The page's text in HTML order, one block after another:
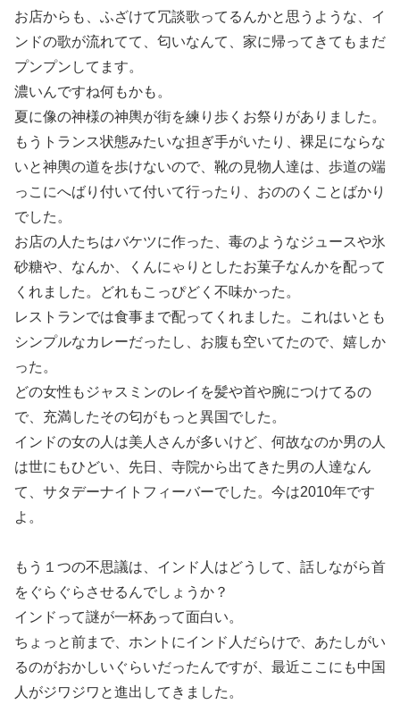
お店からも、ふざけて冗談歌ってるんかと思うような、イ
ンドの歌が流れてて、匂いなんて、家に帰ってきてもまだ
プンプンしてます。
濃いんですね何もかも。
夏に像の神様の神輿が街を練り歩くお祭りがありました。
もうトランス状態みたいな担ぎ手がいたり、裸足にならな
いと神輿の道を歩けないので、靴の見物人達は、歩道の端
っこにへばり付いて付いて行ったり、おののくことばかり
でした。
お店の人たちはバケツに作った、毒のようなジュースや氷
砂糖や、なんか、くんにゃりとしたお菓子なんかを配って
くれました。どれもこっぴどく不味かった。
レストランでは食事まで配ってくれました。これはいとも
シンプルなカレーだったし、お腹も空いてたので、嬉しか
った。
どの女性もジャスミンのレイを髪や首や腕につけてるの
で、充満したその匂がもっと異国でした。
インドの女の人は美人さんが多いけど、何故なのか男の人
は世にもひどい、先日、寺院から出てきた男の人達なん
て、サタデーナイトフィーバーでした。今は2010年です
よ。
もう１つの不思議は、インド人はどうして、話しながら首
をぐらぐらさせるんでしょうか？
インドって謎が一杯あって面白い。
ちょっと前まで、ホントにインド人だらけで、あたしがい
るのがおかしいぐらいだったんですが、最近ここにも中国
人がジワジワと進出してきました。